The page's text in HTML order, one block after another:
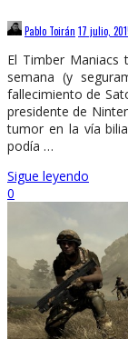
Pablo Toirán 17 julio,
El Timber
semana (y
fallecimiento de
presidente de
tumor en la vía
podía …
Sigue leyendo
0